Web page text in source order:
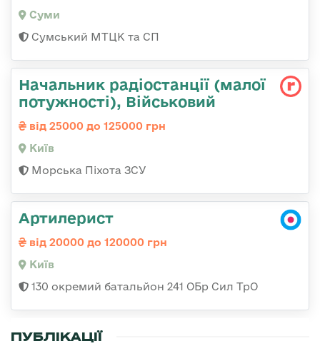
Суми
Сумський МТЦК та СП
Начальник радіостанції (малої
потужності), Військовий
від 25000 до 125000 грн
Київ
Морська Піхота ЗСУ
Артилерист
від 20000 до 120000 грн
Київ
130 окремий батальйон 241 ОБр Сил ТрО
ПУБЛІКАЦІЇ